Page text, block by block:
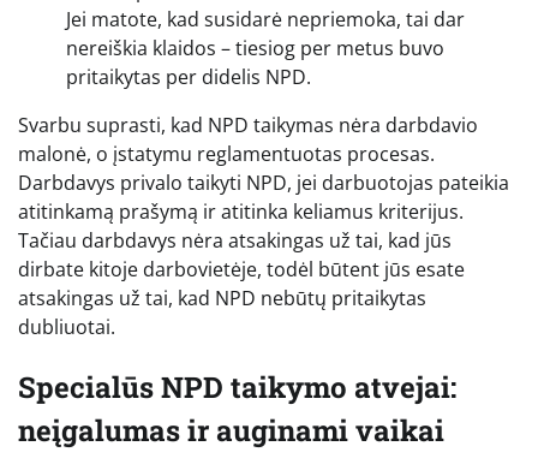
Jei matote, kad susidarė nepriemoka, tai dar
nereiškia klaidos – tiesiog per metus buvo
pritaikytas per didelis NPD.
Svarbu suprasti, kad NPD taikymas nėra darbdavio
malonė, o įstatymu reglamentuotas procesas.
Darbdavys privalo taikyti NPD, jei darbuotojas pateikia
atitinkamą prašymą ir atitinka keliamus kriterijus.
Tačiau darbdavys nėra atsakingas už tai, kad jūs
dirbate kitoje darbovietėje, todėl būtent jūs esate
atsakingas už tai, kad NPD nebūtų pritaikytas
dubliuotai.
Specialūs NPD taikymo atvejai:
neįgalumas ir auginami vaikai